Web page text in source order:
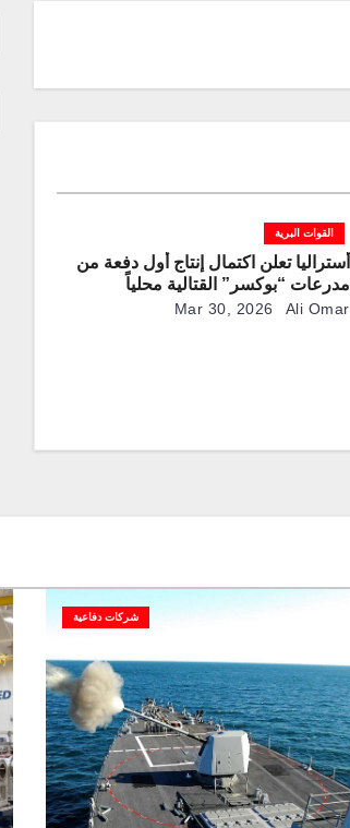
القوات البرية
أستراليا تعلن اكتمال إنتاج أول دفعة من
مدرعات “بوكسر” القتالية محلياً
Mar 30, 2026 Ali Omar
شركات دفاعية